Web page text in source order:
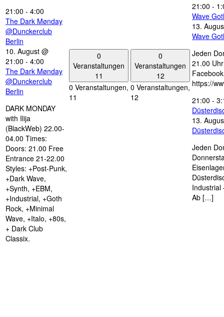
21:00 - 4:00
The Dark Mønday
@Dunckerclub
Berlin
10. August @
21:00 - 4:00
The Dark Mønday
@Dunckerclub
Berlin
DARK MONDAY
with Ilija
(BlackWeb) 22.00-
04.00 Times:
Doors: 21.00 Free
Entrance 21-22.00
Styles: +Post-Punk,
+Dark Wave,
+Synth, +EBM,
+Industrial, +Goth
Rock, +Minimal
Wave, +Italo, +80s,
+ Dark Club
Classix.
0
Veranstaltungen
11
0 Veranstaltungen,
11
0
Veranstaltungen
12
0 Veranstaltungen,
12
21:00 -
Wave
13.
Wave
Jeden
21.00
https://
21:00 -
13.
Jeden
Industrial
Ab […]